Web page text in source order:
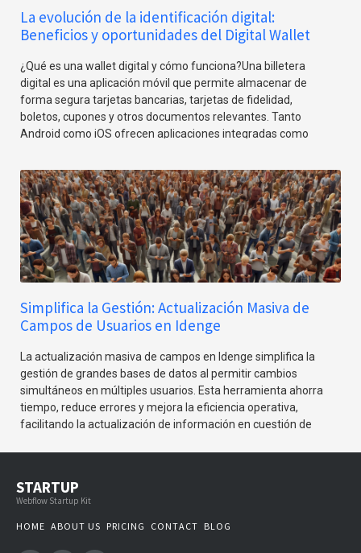
La evolución de la identificación digital:
Beneficios y oportunidades del Digital Wallet
¿Qué es una wallet digital y cómo funciona?Una billetera
digital es una aplicación móvil que permite almacenar de
forma segura tarjetas bancarias, tarjetas de fidelidad,
boletos, cupones y otros documentos relevantes. Tanto
Android como iOS ofrecen aplicaciones integradas como
gestión de sus tarjetas desmaterializadas.Para las
empresas, implementar una solución de billetera digital
significa optar por una plataforma que permita gestionar de
manera digital las tarjetas de sus clientes, miembros o
empleados. Esto asegura no solo mayor comodidad para el
usuario final, sino también una comunicación más directa y
efectiva.
Simplifica la Gestión: Actualización Masiva de
Campos de Usuarios en Idenge
La actualización masiva de campos en Idenge simplifica la
gestión de grandes bases de datos al permitir cambios
simultáneos en múltiples usuarios. Esta herramienta ahorra
tiempo, reduce errores y mejora la eficiencia operativa,
facilitando la actualización de información en cuestión de
STARTUP
Webflow Startup Kit
HOME ABOUT US PRICING CONTACT BLOG